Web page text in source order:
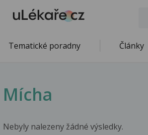
Tematické poradny Články
Mícha
Nebyly nalezeny žádné výsledky.